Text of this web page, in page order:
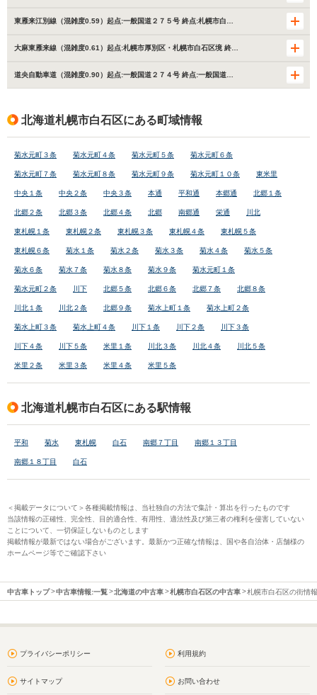
東雁来江別線（混雑度0.59）起点:一般国道２７５号 終点:札幌市白…
大麻東雁来線（混雑度0.61）起点:札幌市厚別区・札幌市白石区境 終…
道央自動車道（混雑度0.90）起点:一般国道２７４号 終点:一般国道…
北海道札幌市白石区にある町域情報
菊水元町３条 菊水元町４条 菊水元町５条 菊水元町６条
菊水元町７条 菊水元町８条 菊水元町９条 菊水元町１０条 東米里
中央１条 中央２条 中央３条 本通 平和通 本郷通 北郷１条
北郷２条 北郷３条 北郷４条 北郷 南郷通 栄通 川北
東札幌１条 東札幌２条 東札幌３条 東札幌４条 東札幌５条
東札幌６条 菊水１条 菊水２条 菊水３条 菊水４条 菊水５条
菊水６条 菊水７条 菊水８条 菊水９条 菊水元町１条
菊水元町２条 川下 北郷５条 北郷６条 北郷７条 北郷８条
川北１条 川北２条 北郷９条 菊水上町１条 菊水上町２条
菊水上町３条 菊水上町４条 川下１条 川下２条 川下３条
川下４条 川下５条 米里１条 川北３条 川北４条 川北５条
米里２条 米里３条 米里４条 米里５条
北海道札幌市白石区にある駅情報
平和 菊水 東札幌 白石 南郷７丁目 南郷１３丁目
南郷１８丁目 白石
＜掲載データについて＞各種掲載情報は、当社独自の方法で集計・算出を行ったものです
当該情報の正確性、完全性、目的適合性、有用性、適法性及び第三者の権利を侵害していない
ことについて、一切保証しないものとします
掲載情報が最新ではない場合がございます。最新かつ正確な情報は、国や各自治体・店舗様の
ホームページ等でご確認下さい
中古車トップ 中古車情報:一覧 北海道の中古車 札幌市白石区の中古車 札幌市白石区の街情報
プライバシーポリシー 利用規約
サイトマップ お問い合わせ